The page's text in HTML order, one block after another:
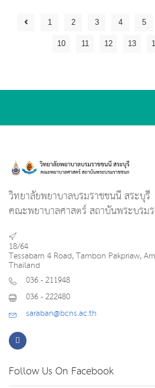
1 2 3 4 5
10 11 12 13
วิทยาลัยพยาบาลบรมราชชนนี สระบุรี
คณะพยาบาลศาสตร์ สถาบันพระบรม
18/64
Tessabarn 4 Road, Tambon Pakpriaw,
Thailand
036 - 211948
036 - 222480
saraban@bcns.ac.th
Follow Us On Facebook